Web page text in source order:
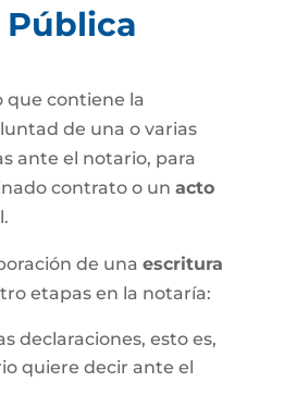
que contiene la
de una o varias
ante el notario, para
contrato o un acto
de una escritura
etapas en la notaría:
declaraciones, esto es,
quiere decir ante el